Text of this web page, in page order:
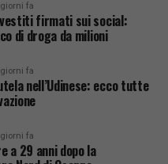
fa
firmati sui social:
di droga da milioni
fa
nell’Udinese: ecco tutte
fa
a 29 anni dopo la